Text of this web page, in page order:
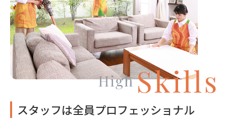
スタッフは全員プロフェッショナル